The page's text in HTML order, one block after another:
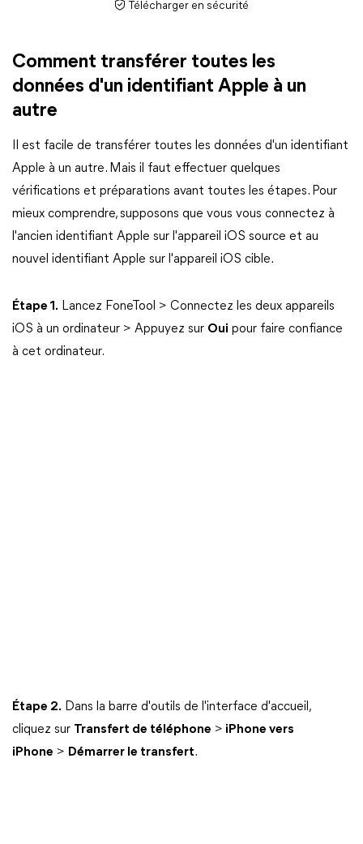
Télécharger en sécurité
Comment transférer toutes les
données d'un identifiant Apple à un
autre
Il est facile de transférer toutes les données d'un identifiant
Apple à un autre. Mais il faut effectuer quelques
vérifications et préparations avant toutes les étapes. Pour
mieux comprendre, supposons que vous vous connectez à
l'ancien identifiant Apple sur l'appareil iOS source et au
nouvel identifiant Apple sur l'appareil iOS cible.
Étape 1. Lancez FoneTool > Connectez les deux appareils
iOS à un ordinateur > Appuyez sur Oui pour faire confiance
à cet ordinateur.
Étape 2. Dans la barre d'outils de l'interface d'accueil,
cliquez sur Transfert de téléphone > iPhone vers
iPhone > Démarrer le transfert.